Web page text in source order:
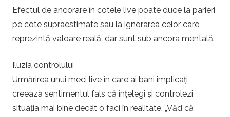
Efectul de ancorare în cotele live poate duce la parieri
pe cote supraestimate sau la ignorarea celor care
reprezintă valoare reală, dar sunt sub ancora mentală.
Iluzia controlului
Urmărirea unui meci live în care ai bani implicați
creează sentimentul fals că înțelegi și controlezi
situația mai bine decât o faci în realitate. „Văd că